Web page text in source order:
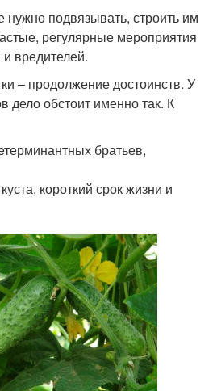
нужно подвязывать, строить им
регулярные мероприятия
вредителей.
– продолжение достоинств. У
дело обстоит именно так. К
братьев,
короткий срок жизни и